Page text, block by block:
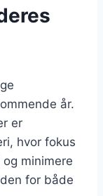
år.
er
hvor fokus
minimere
for både